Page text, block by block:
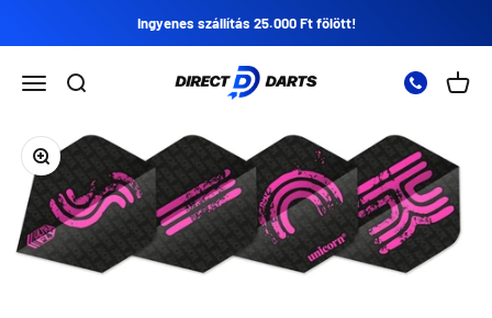
Ingyenes szállítás 25.000 Ft fölött!
Nyissa meg a navigációs menüt
Nyissa meg a keresést
Direct Darts
Zoomolás